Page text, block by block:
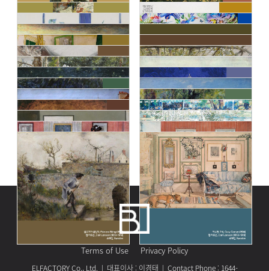
Terms of Use Privacy Policy
ELFACTORY Co., Ltd. | 대표이사 : 이경태 | Contact Phone : 1644-